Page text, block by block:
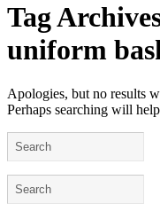
Tag
uniform
Apologies, but no results
Perhaps searching will